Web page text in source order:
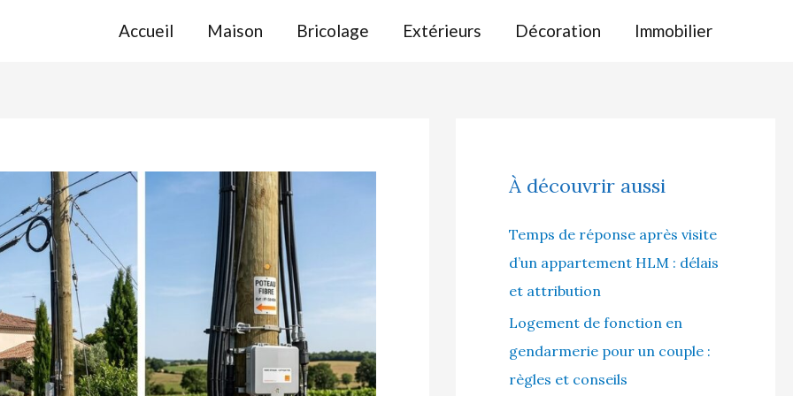
Accueil Maison Bricolage Extérieurs Décoration Immobilier
À découvrir aussi
Temps de réponse après visite
d’un appartement HLM : délais
et attribution
Logement de fonction en
gendarmerie pour un couple :
règles et conseils